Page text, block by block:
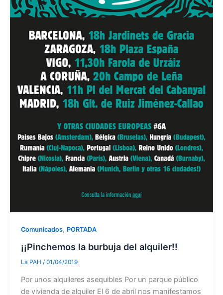
Comunicados, PORTADA
¡¡Pinchemos la burbuja del alquiler!!
La PAH / 01/04/2019
Por unos alquileres asequibles Por un parque público
de vivienda de alquiler El 6 de abril nos manifestamos